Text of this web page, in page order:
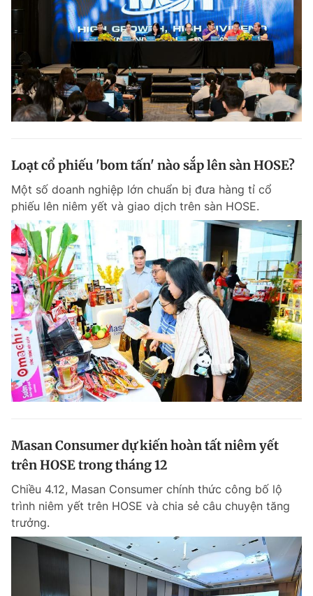
Loạt cổ phiếu 'bom tấn' nào sắp lên sàn HOSE?
Một số doanh nghiệp lớn chuẩn bị đưa hàng tỉ cổ
phiếu lên niêm yết và giao dịch trên sàn HOSE.
Masan Consumer dự kiến hoàn tất niêm yết
trên HOSE trong tháng 12
Chiều 4.12, Masan Consumer chính thức công bố lộ
trình niêm yết trên HOSE và chia sẻ câu chuyện tăng
trưởng.